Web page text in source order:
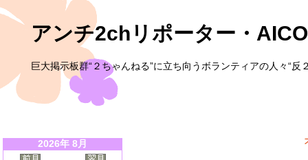
アンチ2chリポーター・AICO
巨大掲示板群“２ちゃんねる”に立ち向うボランティアの人々“
2026年 8月